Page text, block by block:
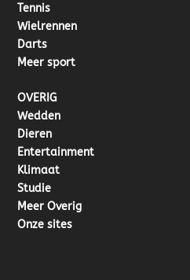
Tennis
Wielrennen
Darts
Meer sport
OVERIG
Wedden
Dieren
Entertainment
Klimaat
Studie
Meer Overig
Onze sites